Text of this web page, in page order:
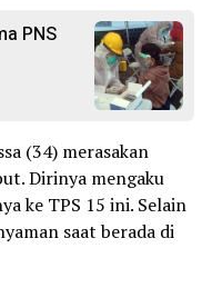
PNS
(34) merasakan
Dirinya mengaku
ke TPS 15 ini. Selain
saat berada di